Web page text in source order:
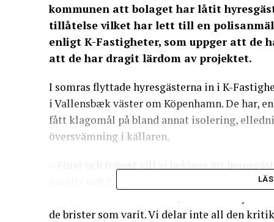
kommunen att bolaget har låtit
tillåtelse vilket har lett till en
enligt K-Fastigheter, som uppger att de
att de har dragit lärdom av projektet.
I somras flyttade hyresgästerna in i K-
i Vallensbæk väster om Köpenhamn. De har,
fått klagomål på bland annat isolering,
översvämning i källaren.
funnits och finns en del problem. Dessa har
de brister som varit. Vi delar inte all den